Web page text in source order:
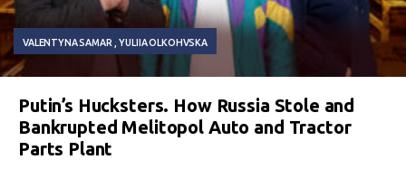
VALENTYNA SAMAR YULIIA OLKOHVSKA
Putin’s Hucksters. How Russia Stole and
Bankrupted Melitopol Auto and Tractor
Parts Plant